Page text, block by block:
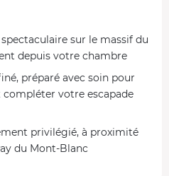
sur le massif du
depuis votre chambre
préparé avec soin pour
compléter votre escapade
privilégié, à proximité
du Mont-Blanc